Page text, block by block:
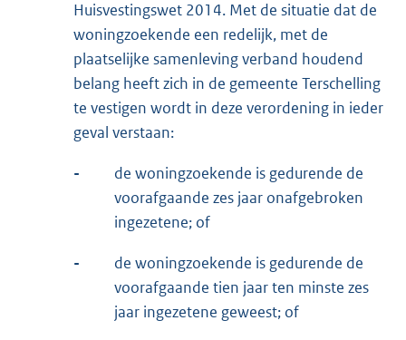
Huisvestingswet 2014. Met de situatie dat de
woningzoekende een redelijk, met de
plaatselijke samenleving verband houdend
belang heeft zich in de gemeente Terschelling
te vestigen wordt in deze verordening in ieder
geval verstaan:
-
de woningzoekende is gedurende de
voorafgaande zes jaar onafgebroken
ingezetene; of
-
de woningzoekende is gedurende de
voorafgaande tien jaar ten minste zes
jaar ingezetene geweest; of